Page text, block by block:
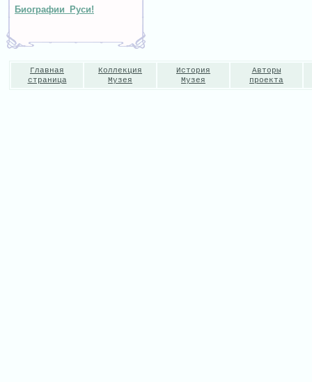
Биографии Руси!
Главная
страница
Коллекция
Музея
История
Музея
Авторы
проекта